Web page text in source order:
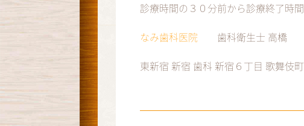
診療時間の３０分前から診療終了時
なみ歯科医院 歯科衛生士 高橋
東新宿 新宿 歯科 新宿６丁目 歌舞伎